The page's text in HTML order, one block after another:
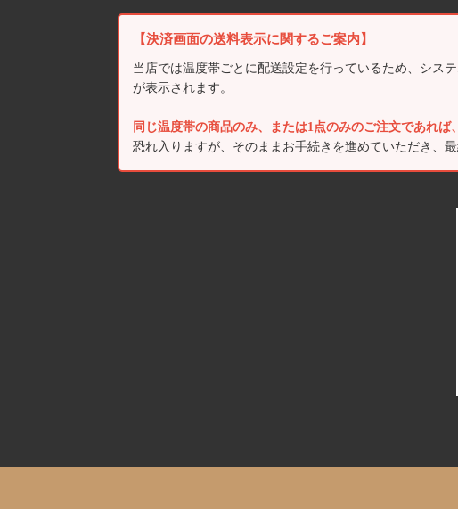
【決済画面の送料表示に関するご案内】
当店では温度帯ごとに配送設定を行っているため、シス
が表示されます。
同じ温度帯の商品のみ、または1点のみのご注文であれば
恐れ入りますが、そのままお手続きを進めていただき、